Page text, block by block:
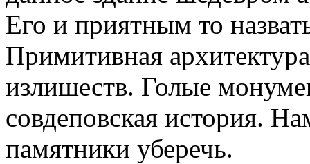
Его и приятным то
Примитивная
излишеств. Голые
совдеповская история.
памятники уберечь.